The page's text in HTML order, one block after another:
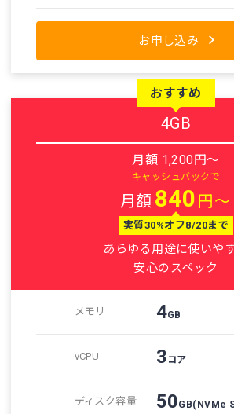
お申し込み
4GB
おすすめ
月額 1,200円～
キャッシュバックで
月額 840 円～
実質30%オフ8/20まで
あらゆる用途に使いや
安心のスペック
メモリ 4GB
vCPU 3 コア
ディスク容量 50GB(NVMe